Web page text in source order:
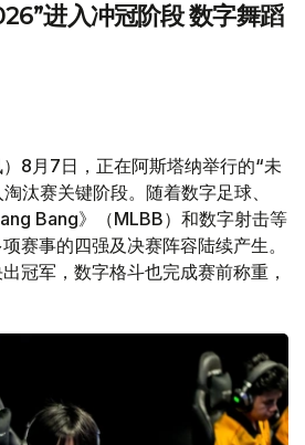
进入冲冠阶段 数字舞蹈
）8月7日，正在阿斯塔纳举行的“未
汰赛关键阶段。随着数字足球、
Bang》（MLBB）和数字射击等
赛事的四强及决赛阵容陆续产生。
冠军，数字格斗也完成赛前称重，